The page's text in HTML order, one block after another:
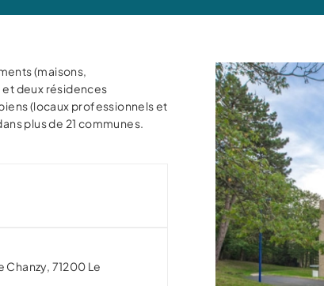
(maisons,
deux résidences
(locaux professionnels et
plus de 21 communes.
Chanzy, 71200 Le